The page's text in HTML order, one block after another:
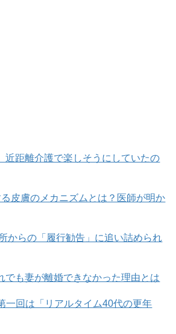
近距離介護で楽しそうにしていたの
皮膚のメカニズムとは？医師が明か
からの「履行勧告」に追い詰められ
も妻が離婚できなかった理由とは
一回は「リアルタイム40代の更年